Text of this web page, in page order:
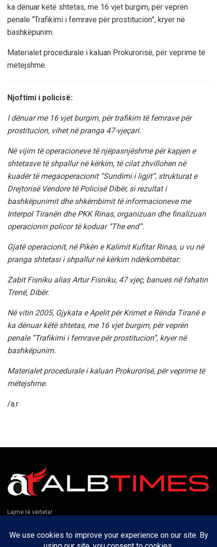
ka dënuar këtë shtetas, me 16 vjet burgim, për veprën
penale “Trafikimi i femrave për prostitucion”, kryer në
bashkëpunim.
Materialet procedurale i kaluan Prokurorisë, për veprime të
mëtejshme.
Njoftimi i policisë:
I dënuar me 16 vjet burgim, për trafikim të femrave për
prostitucion, vihet në pranga 47-vjeçari.
Në vijim të operacioneve të njëpasnjëshme për kapjen e
shtetasve të shpallur në kërkim, të cilat zhvillohen në
kuadër të megaoperacionit “Sundimi i ligjit”, strukturat e
Drejtorisë Vendore të Policisë Dibër, si rezultat i
bashkëpunimit dhe shkëmbimit të informacioneve me
Interpol Tiranën dhe PKK Rinas, organizuan dhe finalizuan
operacionin policor të koduar “The end”.
Gjatë operacionit, në Pikën e Kalimit Kufitar Rinas, u vu në
pranga shtetasi i shpallur në kërkim ndërkombëtar:
Zabit Fisniku alias Artur Fisniku, 47 vjeç, banues në fshatin
Trenë, Dibër.
Në vitin 2005, Gjykata e Apelit për Krimet e Rënda Tiranë e
ka dënuar këtë shtetas, me 16 vjet burgim, për veprën
penale “Trafikimi i femrave për prostitucion”, kryer në
bashkëpunim.
Materialet procedurale i kaluan Prokurorisë, për veprime të
mëtejshme.
/a.r
Lajme të vërteta!
Të tjera